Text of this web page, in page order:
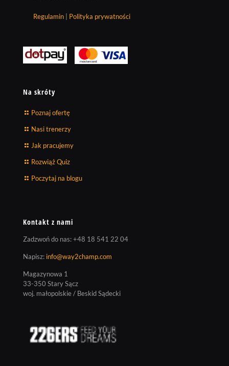
Regulamin Polityka prywatności
Na skróty
Poznaj ofertę
Nasi trenerzy
Jak pracujemy
Rozwiąż Quiz
Poczytaj na blogu
Kontakt z nami
Zadzwoń do nas:+48 18 541 22 04
Napisz: info@way2champ.com
Magazynowa 1
33-350 Stary Sącz
woj. małopolskie / Beskid Sądecki